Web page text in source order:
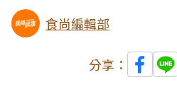
食尚編輯部
分享：